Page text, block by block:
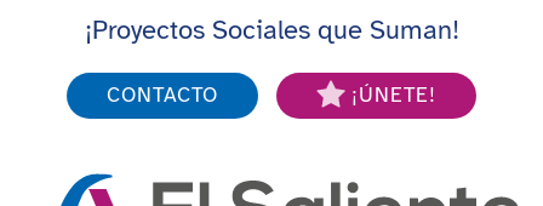
¡Proyectos Sociales que Suman!
CONTACTO ¡ÚNETE!